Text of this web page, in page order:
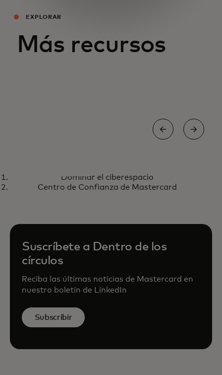
EXPLORAR
Más recursos
Dominar el ciberespacio
Escucha aquí
Dominar el ciberespacio
Centro de Confianza de Mastercard
Suscríbete a Dentro de los
círculos
Reciba las últimas noticias de Mastercard en
nuestro boletín de LinkedIn
Subscribir